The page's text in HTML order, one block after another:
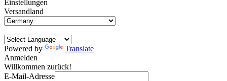
Einstellungen
Versandland
Powered by
Translate
Anmelden
Willkommen zurück!
E-Mail-Adresse